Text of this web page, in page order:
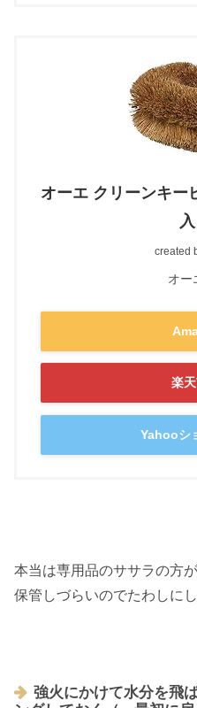
オーエ クリーンキー
created
オー
楽
Yahooシ
本当は専用品のササラの方
保管しづらいのでたわしにし
強火にかけて水分を飛